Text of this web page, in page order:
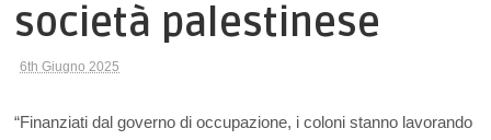
società palestinese
6th Giugno 2025
“Finanziati dal governo di occupazione, i coloni stanno lavorando